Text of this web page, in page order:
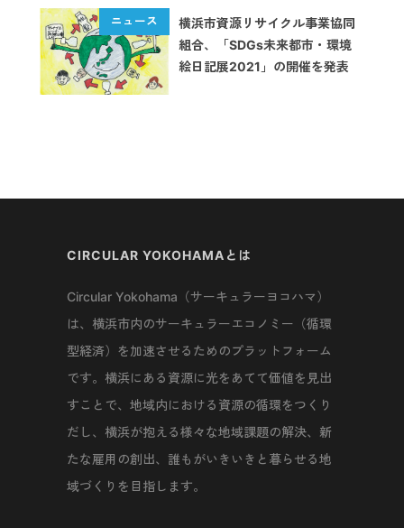
横浜市資源リサイクル事業協同
組合、「SDGs未来都市・環境
絵日記展2021」の開催を発表
CIRCULAR YOKOHAMAとは
Circular Yokohama（サーキュラーヨコハマ）
は、横浜市内のサーキュラーエコノミー（循環
型経済）を加速させるためのプラットフォーム
です。横浜にある資源に光をあてて価値を見出
すことで、地域内における資源の循環をつくり
だし、横浜が抱える様々な地域課題の解決、新
たな雇用の創出、誰もがいきいきと暮らせる地
域づくりを目指します。